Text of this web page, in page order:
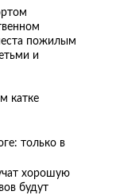
пожилым
и
катке
только в
хорошую
будут